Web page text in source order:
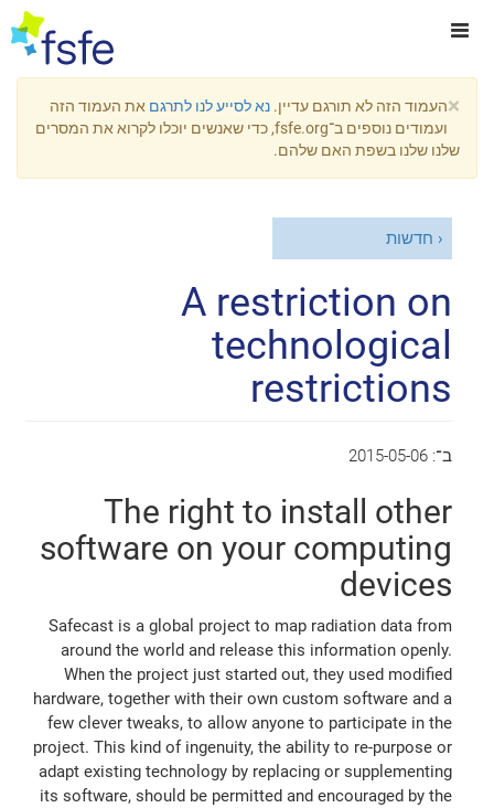
×העמוד הזה לא תורגם עדיין. נא לסייע לנו לתרגם את העמוד הזה
ועמודים נוספים ב־fsfe.org, כדי שאנשים יוכלו לקרוא את המסרים
שלנו שלנו בשפת האם שלהם.
חדשות
A restriction on
technological
restrictions
ב־:2015-05-06
The right to install other
software on your computing
devices
Safecast is a global project to map radiation data from
around the world and release this information openly.
When the project just started out, they used modified
hardware, together with their own custom software and a
few clever tweaks, to allow anyone to participate in the
project. This kind of ingenuity, the ability to re-purpose or
adapt existing technology by replacing or supplementing
its software, should be permitted and encouraged by the